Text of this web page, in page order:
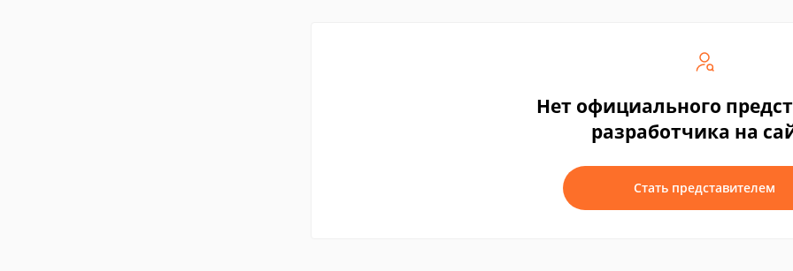
Нет официального
разработчика на
Стать представителем